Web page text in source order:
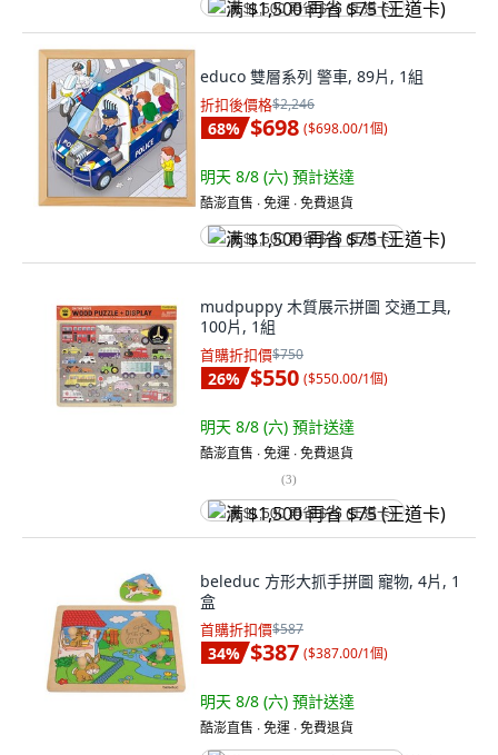
满 $1,500 再省 $75 (王道卡)
educo 雙層系列 警車, 89片, 1組
折扣後價格$2,246
68% $698 ($698.00/1個)
明天 8/8 (六) 預計送達
酷澎直售 ∙ 免運 ∙ 免費退貨
满 $1,500 再省 $75 (王道卡)
mudpuppy 木質展示拼圖 交通工具,
100片, 1組
首購折扣價$750
26% $550 ($550.00/1個)
明天 8/8 (六) 預計送達
酷澎直售 ∙ 免運 ∙ 免費退貨
(3)
满 $1,500 再省 $75 (王道卡)
beleduc 方形大抓手拼圖 寵物, 4片, 1
盒
首購折扣價$587
34% $387 ($387.00/1個)
明天 8/8 (六) 預計送達
酷澎直售 ∙ 免運 ∙ 免費退貨